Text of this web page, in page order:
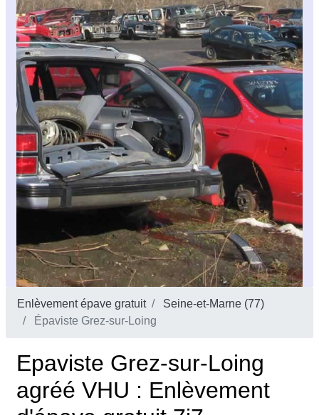
Enlèvement épave gratuit
Seine-et-Marne (77)
Épaviste Grez-sur-Loing
Epaviste Grez-sur-Loing
agréé VHU : Enlèvement